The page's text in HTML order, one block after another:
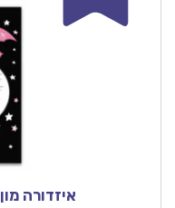
איזדורה מון 1 – הולכת לבית הספר